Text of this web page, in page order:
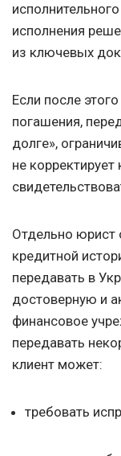
исполнения
из ключевых
Если после
погашения,
долге»,
не
Отдельно юрист
кредитной
передавать в
достоверную и
финансовое
передавать
клиент может:
требовать